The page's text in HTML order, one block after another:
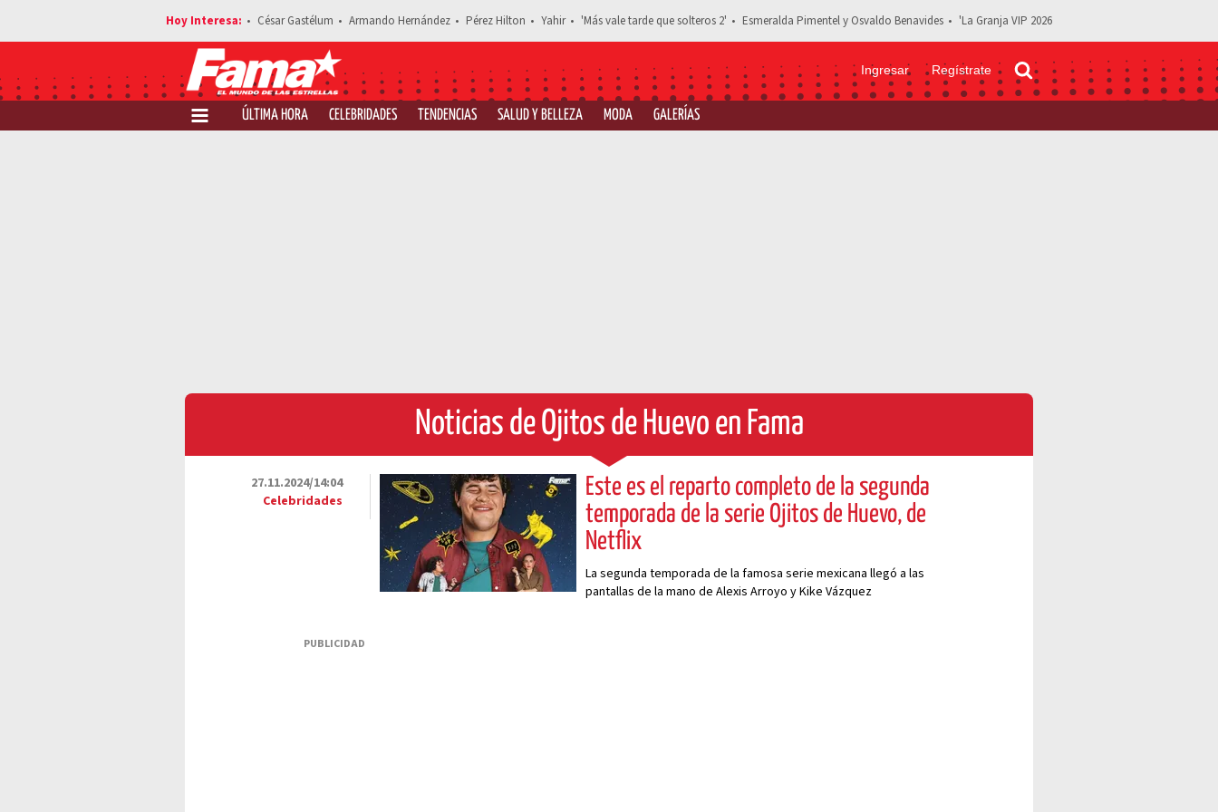
César Gastélum Armando Hernández Pérez Hilton Yahir 'Más vale tarde que solteros 2' Esmeralda Pimentel y Osvaldo Benavides 'La Granja VIP 2026
Ingresar Regístrate
ÚLTIMA HORA CELEBRIDADES TENDENCIAS SALUD Y BELLEZA MODA GALERÍAS
Noticias de Ojitos de Huevo en Fama
27.11.2024/14:04
Celebridades
Este es el reparto completo de la segunda
temporada de la serie Ojitos de Huevo, de
Netflix
La segunda temporada de la famosa serie mexicana llegó a las
pantallas de la mano de Alexis Arroyo y Kike Vázquez
PUBLICIDAD